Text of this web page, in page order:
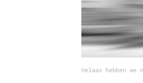
Helaas hebben